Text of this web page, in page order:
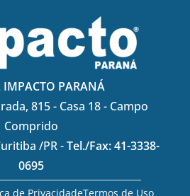
IMPACTO PARANÁ
815 - Casa 18 - Campo
Comprido
/PR -Tel./Fax: 41-3338-
0695
de PrivacidadeTermos de Uso